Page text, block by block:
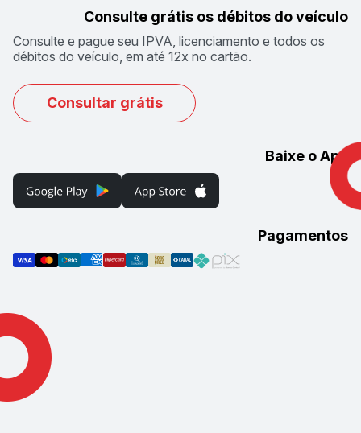
Consulte grátis os débitos do veículo
Consulte e pague seu IPVA, licenciamento e todos os
débitos do veículo, em até 12x no cartão.
Consultar grátis
Baixe o App
Pagamentos